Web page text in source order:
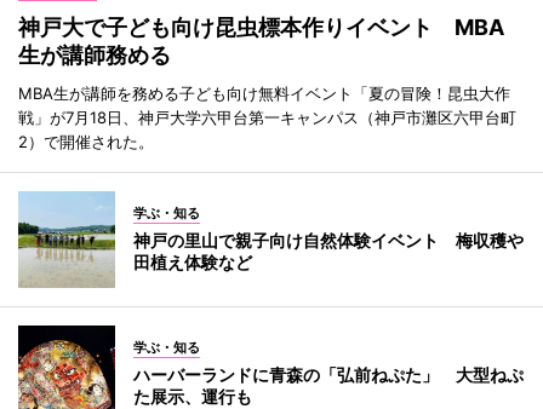
神戸大で子ども向け昆虫標本作りイベント MBA
生が講師務める
MBA生が講師を務める子ども向け無料イベント「夏の冒険！昆虫大作
戦」が7月18日、神戸大学六甲台第一キャンパス（神戸市灘区六甲台町
2）で開催された。
学ぶ・知る
神戸の里山で親子向け自然体験イベント 梅収穫や
田植え体験など
学ぶ・知る
ハーバーランドに青森の「弘前ねぷた」 大型ねぷ
た展示、運行も